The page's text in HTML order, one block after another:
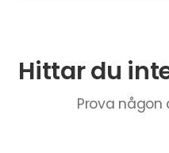
Hittar du
Prova någon